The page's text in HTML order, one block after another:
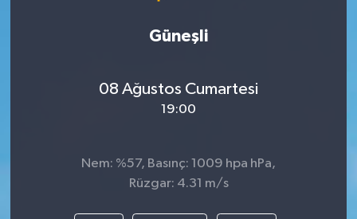
Güneşli
08 Ağustos Cumartesi
19:00
Nem: %57, Basınç: 1009 hpa hPa,
Rüzgar: 4.31 m/s